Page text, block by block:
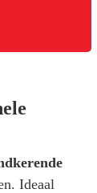
Ideaal